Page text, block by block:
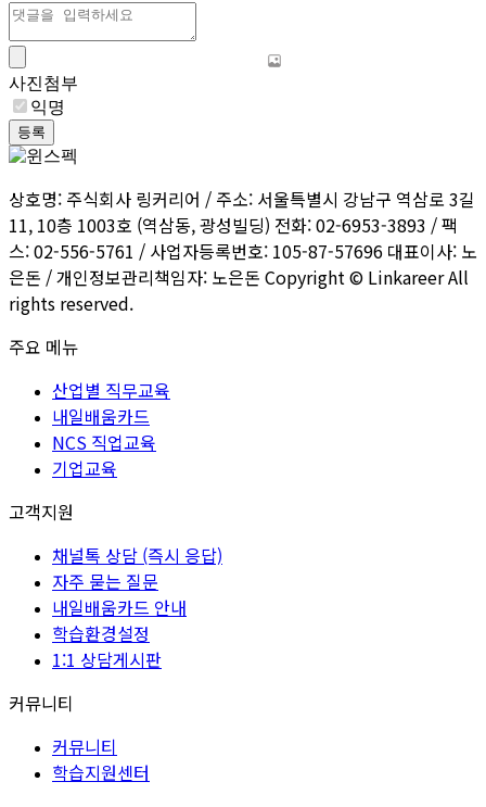
사진첨부
익명
등록
상호명: 주식회사 링커리어 / 주소: 서울특별시 강남구 역삼로 3길
11, 10층 1003호 (역삼동, 광성빌딩) 전화: 02-6953-3893 / 팩
스: 02-556-5761 / 사업자등록번호: 105-87-57696 대표이사: 노
은돈 / 개인정보관리책임자: 노은돈 Copyright © Linkareer All
rights reserved.
주요 메뉴
산업별 직무교육
내일배움카드
NCS 직업교육
기업교육
고객지원
채널톡 상담 (즉시 응답)
자주 묻는 질문
내일배움카드 안내
학습환경설정
1:1 상담게시판
커뮤니티
커뮤니티
학습지원센터